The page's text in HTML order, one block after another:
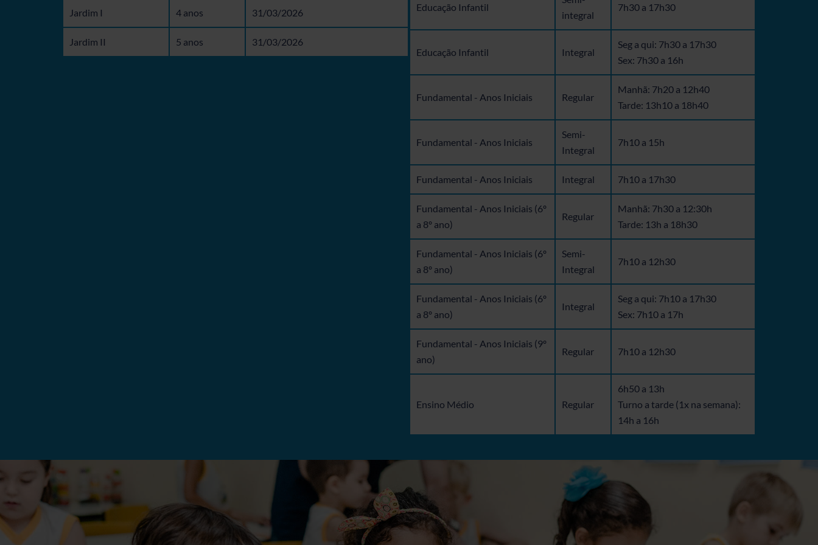
Jardim I 4 anos 31/03/2026
Jardim II 5 anos 31/03/2026
Educação Infantil
integral
7h30 a 17h30
Educação Infantil Integral
Seg a qui: 7h30 a 17h30
Sex: 7h30 a 16h
Fundamental - Anos Iniciais Regular
Manhã: 7h20 a 12h40
Tarde: 13h10 a 18h40
Fundamental - Anos Iniciais
Semi-
Integral
7h10 a 15h
Fundamental - Anos Iniciais Integral 7h10 a 17h30
Fundamental - Anos Iniciais (6º
a 8º ano)
Regular
Manhã: 7h30 a 12:30h
Tarde: 13h a 18h30
Fundamental - Anos Iniciais (6º
a 8º ano)
Semi-
Integral
7h10 a 12h30
Fundamental - Anos Iniciais (6º
a 8º ano)
Integral
Seg a qui: 7h10 a 17h30
Sex: 7h10 a 17h
Fundamental - Anos Iniciais (9º
ano)
Regular 7h10 a 12h30
Ensino Médio Regular
6h50 a 13h
Turno a tarde (1x na semana):
14h a 16h